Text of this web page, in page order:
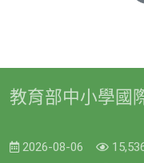
教育部中小學國
2026-08-06